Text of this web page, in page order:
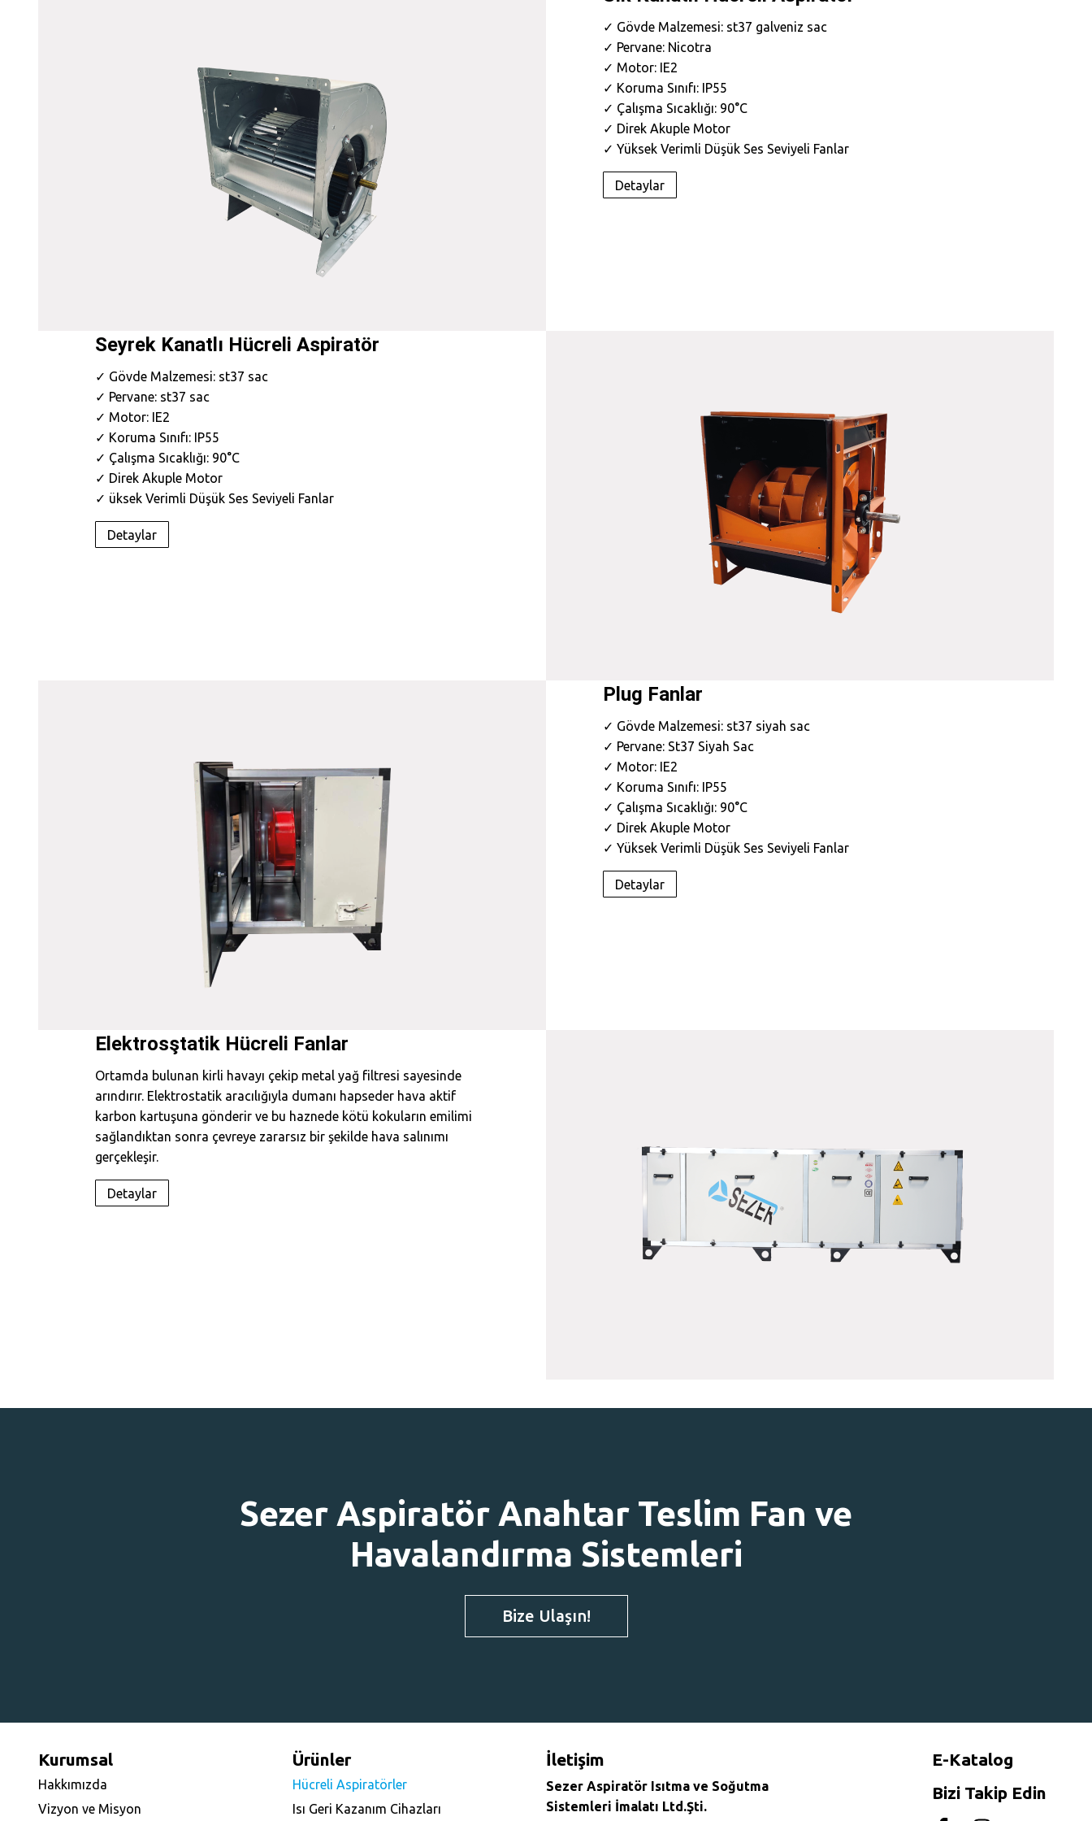
✓ Gövde Malzemesi: st37 galveniz sac
✓ Pervane: Nicotra
✓ Motor: IE2
✓ Koruma Sınıfı: IP55
✓ Çalışma Sıcaklığı: 90°C
✓ Direk Akuple Motor
✓ Yüksek Verimli Düşük Ses Seviyeli Fanlar
Detaylar
Seyrek Kanatlı Hücreli Aspiratör
✓ Gövde Malzemesi: st37 sac
✓ Pervane: st37 sac
✓ Motor: IE2
✓ Koruma Sınıfı: IP55
✓ Çalışma Sıcaklığı: 90°C
✓ Direk Akuple Motor
✓ üksek Verimli Düşük Ses Seviyeli Fanlar
Detaylar
Plug Fanlar
✓ Gövde Malzemesi: st37 siyah sac
✓ Pervane: St37 Siyah Sac
✓ Motor: IE2
✓ Koruma Sınıfı: IP55
✓ Çalışma Sıcaklığı: 90°C
✓ Direk Akuple Motor
✓ Yüksek Verimli Düşük Ses Seviyeli Fanlar
Detaylar
Elektrosştatik Hücreli Fanlar
Ortamda bulunan kirli havayı çekip metal yağ filtresi sayesinde
arındırır. Elektrostatik aracılığıyla dumanı hapseder hava aktif
karbon kartuşuna gönderir ve bu haznede kötü kokuların emilimi
sağlandıktan sonra çevreye zararsız bir şekilde hava salınımı
gerçekleşir.
Detaylar
Sezer Aspiratör Anahtar Teslim Fan ve
Havalandırma Sistemleri
Bize Ulaşın!
Kurumsal
Hakkımızda
Vizyon ve Misyon
Ürünler
Hücreli Aspiratörler
Isı Geri Kazanım Cihazları
İletişim
Sezer Aspiratör Isıtma ve Soğutma
Sistemleri İmalatı Ltd.Şti.
E-Katalog
Bizi Takip Edin